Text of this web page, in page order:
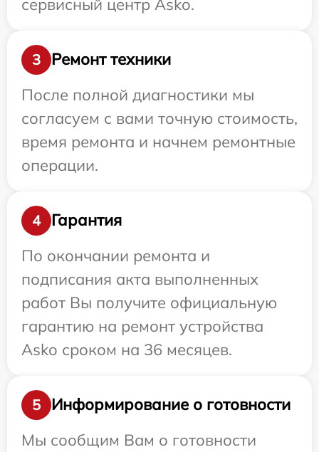
сервисный центр Asko.
3
Ремонт техники
После полной диагностики мы
согласуем с вами точную стоимость,
время ремонта и начнем ремонтные
операции.
4
Гарантия
По окончании ремонта и
подписания акта выполненных
работ Вы получите официальную
гарантию на ремонт устройства
Asko сроком на 36 месяцев.
5
Информирование о готовности
Мы сообщим Вам о готовности